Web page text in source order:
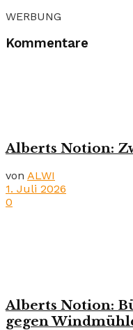
WERBUNG
Kommentare
Alberts Notion:
von ALWI
1. Juli 2026
0
Alberts Notion:
gegen